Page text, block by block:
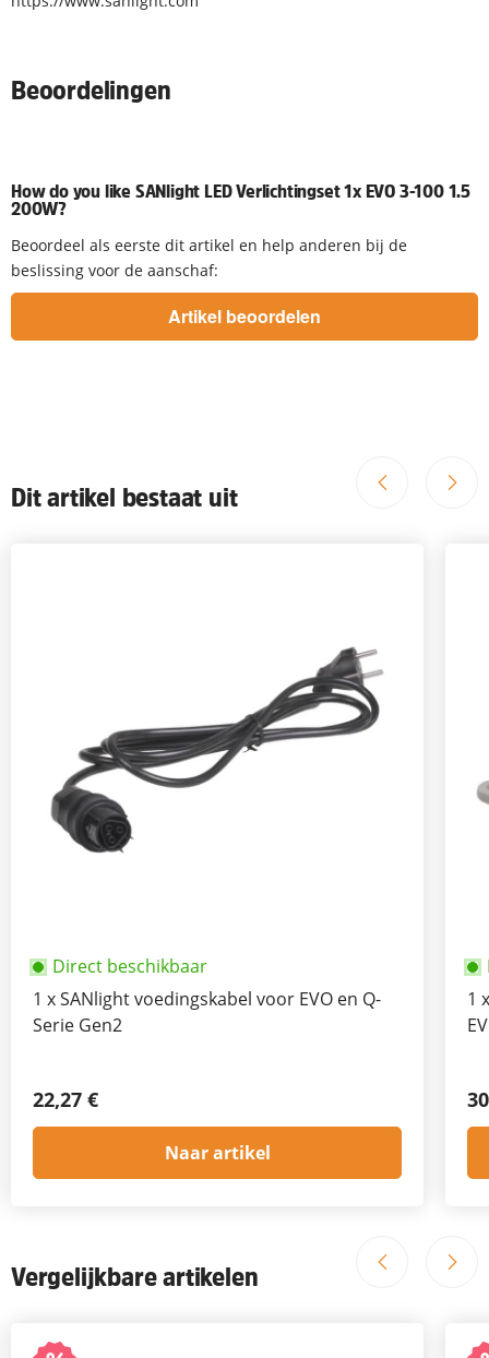
Beoordelingen
How do you like SANlight LED Verlichtingset 1x EVO 3-100 1.5
200W?
Beoordeel als eerste dit artikel en help anderen bij de
beslissing voor de aanschaf:
Dit artikel bestaat uit
Direct beschikbaar
1 xSANlight voedingskabel voor EVO en Q-
Serie Gen2
22,27 €
Naar artikel
1 x
Vergelijkbare artikelen